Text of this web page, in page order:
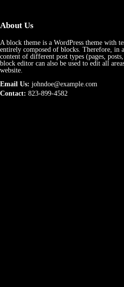
About Us
A block theme is a WordPress theme with
entirely composed of blocks. Therefore, in
content of different post types (pages,
block editor can also be used to edit all
website.
Email Us: johndoe@example.com
Contact: 823-899-4582